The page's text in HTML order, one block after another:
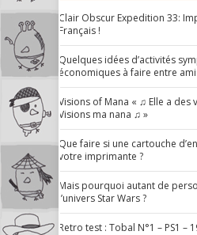
Clair Obscur Expedition 33:
Français !
Quelques idées d’activités
économiques à faire entre
Visions of Mana « ♫ Elle a des
Visions ma nana ♫ »
Que faire si une cartouche
votre imprimante ?
Mais pourquoi autant de
l’univers Star Wars ?
Retro test : Tobal N°1 – PS1 –